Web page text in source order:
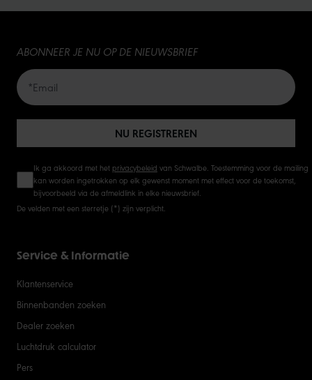
20
ABONNEER JE NU OP DE NIEUWSBRIEF
NU REGISTREREN
Ik ga akkoord met het privacybeleid van Schwalbe. Toestemming voor de mailing
kan worden ingetrokken op elk gewenst moment met effect voor de toekomst,
bijvoorbeeld via de afmeldlink in elke nieuwsbrief.
De velden met een sterretje (*) zijn verplicht.
Service & Informatie
Klantenservice
Binnenbanden zoeken
Dealer zoeken
Luchtdruk calculator
Pers